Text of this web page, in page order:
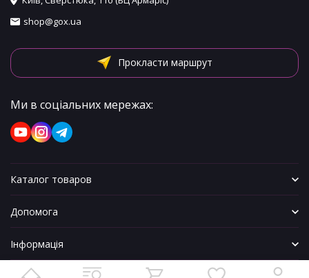
shop@gox.ua
Прокласти маршрут
Ми в соціальних мережах:
Каталог товаров
Допомога
Інформація